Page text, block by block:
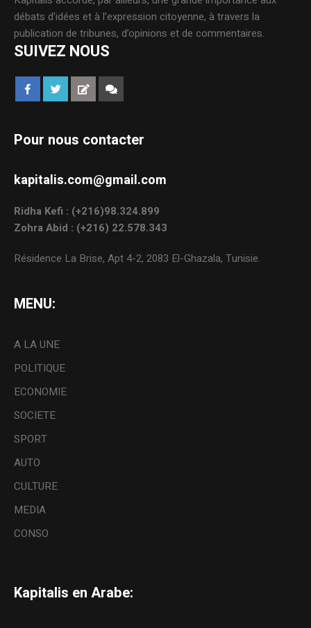
débats d’idées et à l’expression citoyenne, à travers la
publication de tribunes, d’opinions et de commentaires.
SUIVEZ NOUS
Pour nous contacter
kapitalis.com@gmail.com
Ridha Kefi : (+216)98.324.899
Zohra Abid : (+216) 22.578.343
Résidence La Brise, Apt 4-2, 2083 El-Ghazala, Tunisie.
MENU:
A LA UNE
POLITIQUE
ECONOMIE
SOCIETE
SPORT
AUTO
CULTURE
MEDIA
CONSO
Kapitalis en Arabe: